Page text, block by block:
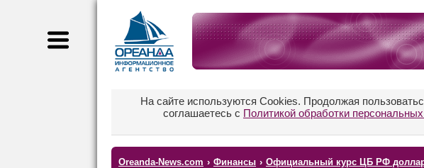
На сайте используются Cookies. Продолжая
соглашаетесь с Политикой обработки
Oreanda-News.com › Финансы › Официальный курс ЦБ РФ